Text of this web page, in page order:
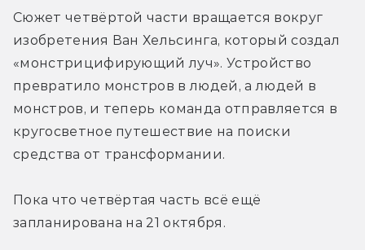
Сюжет четвёртой части вращается вокруг
изобретения Ван Хельсинга, который создал
«монстрицифирующий луч». Устройство
превратило монстров в людей, а людей в
монстров, и теперь команда отправляется в
кругосветное путешествие на поиски
средства от трансформании.
Пока что четвёртая часть всё ещё
запланирована на 21 октября.